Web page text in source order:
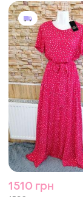
1510 грн